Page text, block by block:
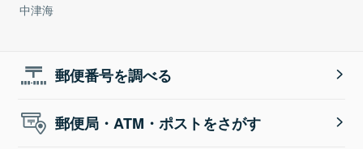
中津海
郵便番号を調べる
郵便局・ATM・ポストをさがす